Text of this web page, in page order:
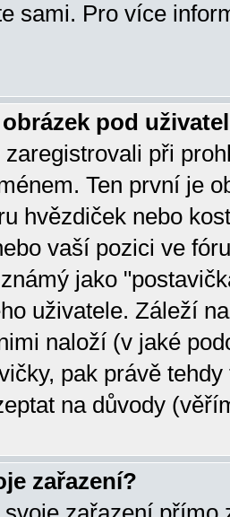
sami. Pro více
pod
zaregistrovali při
Ten první je
hvězdiček nebo
vaší pozici ve
jako
uživatele. Záleží
naloží (v jaké
pak právě
na důvody
zařazení?